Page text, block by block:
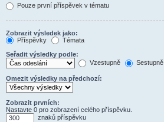
Pouze první příspěvek v tématu
Zobrazit výsledek jako:
Příspěvky
Témata
Seřadit výsledky podle:
Vzestupně
Sestupně
Omezit výsledky na předchozí:
Zobrazit prvních:
Nastavte 0 pro zobrazení celého příspěvku.
znaků příspěvku